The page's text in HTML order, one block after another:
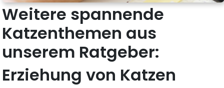
Weitere spannende
Katzenthemen aus
unserem Ratgeber:
Erziehung von Katzen